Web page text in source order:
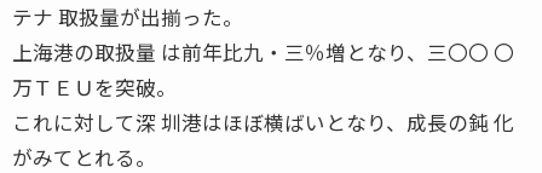
テナ 取扱量が出揃った。
上海港の取扱量 は前年比九・三％増となり、三〇〇 〇
万ＴＥＵを突破。
これに対して深 圳港はほぼ横ばいとなり、成長の鈍 化
がみてとれる。